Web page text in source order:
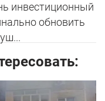
инвестиционный
обновить